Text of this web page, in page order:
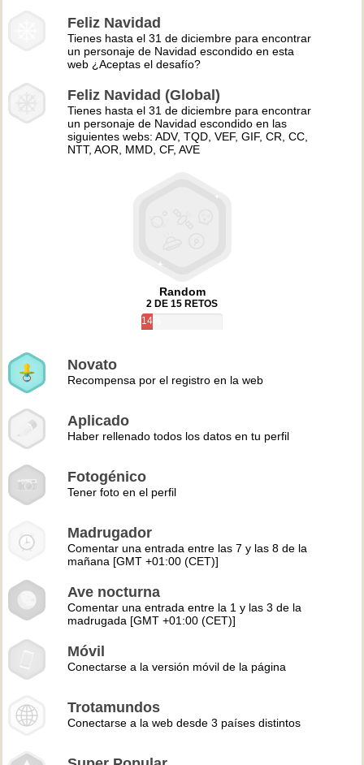
Feliz Navidad
Tienes hasta el 31 de diciembre para encontrar
un personaje de Navidad escondido en esta
web ¿Aceptas el desafío?
Feliz Navidad (Global)
Tienes hasta el 31 de diciembre para encontrar
un personaje de Navidad escondido en las
siguientes webs: ADV, TQD, VEF, GIF, CR, CC,
NTT, AOR, MMD, CF, AVE
Random
2 DE 15 RETOS
14%
Novato
Recompensa por el registro en la web
Aplicado
Haber rellenado todos los datos en tu perfil
Fotogénico
Tener foto en el perfil
Madrugador
Comentar una entrada entre las 7 y las 8 de la
mañana [GMT +01:00 (CET)]
Ave nocturna
Comentar una entrada entre la 1 y las 3 de la
madrugada [GMT +01:00 (CET)]
Móvil
Conectarse a la versión móvil de la página
Trotamundos
Conectarse a la web desde 3 países distintos